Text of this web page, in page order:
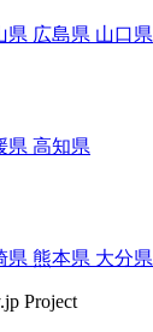
県 広島県 山口県
県 高知県
県 熊本県 大分県
Project